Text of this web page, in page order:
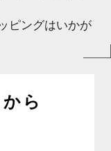
ピングはいかが
ら